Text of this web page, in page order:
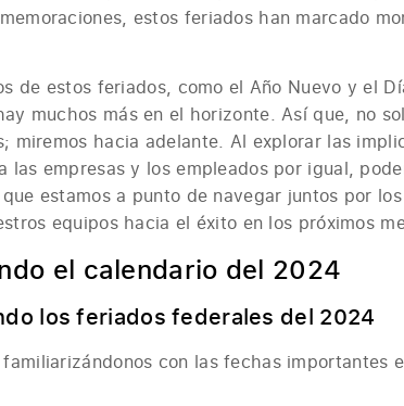
estos feriados han marcado
de estos feriados, como el Año Nuevo y el
muchos más en el horizonte. Así que, no
miremos hacia adelante. Al explorar las
las empresas y los empleados por igual,
estamos a punto de navegar juntos por
equipos hacia el éxito en los próximos
el calendario del 2024
los feriados federales del 2024
familiarizándonos con las fechas importantes